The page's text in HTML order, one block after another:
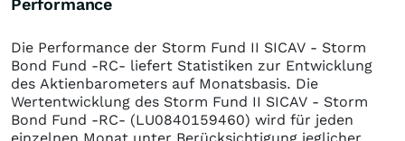
Performance
Die Performance der Storm Fund II SICAV - Storm
Bond Fund -RC- liefert Statistiken zur Entwicklung
des Aktienbarometers auf Monatsbasis. Die
Wertentwicklung des Storm Fund II SICAV - Storm
Bond Fund -RC- (LU0840159460) wird für jeden